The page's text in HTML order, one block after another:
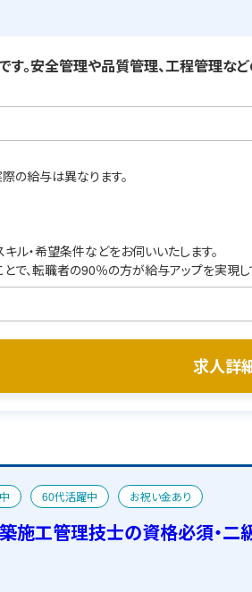
。安全管理や品質管理、工程管理な
の給与は異なります。
ル・希望条件などをお伺いいたします。
で、転職者の90％の方が給与アップを実現し
求人詳
60代活躍中
お祝い金あり
り 施工管理技士の資格必須・二